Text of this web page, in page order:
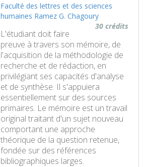
Faculté des lettres et des sciences
humaines Ramez G. Chagoury
30 crédits
L'étudiant doit faire
preuve à travers son mémoire, de
l'acquisition de la méthodologie de
recherche et de rédaction, en
privilégiant ses capacités d'analyse
et de synthèse. Il s'appuiera
essentiellement sur des sources
primaires. Le mémoire est un travail
original traitant d'un sujet nouveau
comportant une approche
théorique de la question retenue,
fondée sur des références
bibliographiques larges.